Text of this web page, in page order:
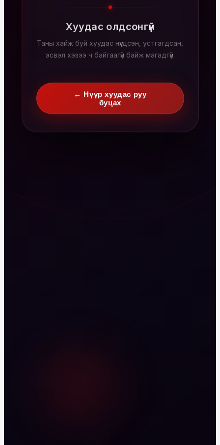
Хуудас олдсонгүй
Таны хайж буй хуудас нүүгдсэн, устгагдсан,
эсвэл хэзээ ч байгаагүй байж магадгүй.
← Нүүр хуудас руу
буцах